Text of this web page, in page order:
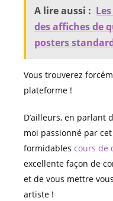
A lire aussi :
des affiches de
posters
Vous trouverez
plateforme !
D’ailleurs, en parlant
moi passionné par
formidables cours de
excellente façon de
et de vous mettre
artiste !